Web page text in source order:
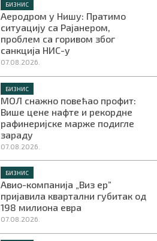
БИЗНИС
Аеродром у Нишу: Пратимо
ситуацију са Рајанером,
проблем са горивом због
санкција НИС-у
07.08.2026.
БИЗНИС
МОЛ снажно повећао профит:
Више цене нафте и рекордне
рафинеријске марже подигле
зараду
07.08.2026.
БИЗНИС
Авио-компанија „Виз ер”
пријавила квартални губитак од
198 милиона евра
07.08.2026.